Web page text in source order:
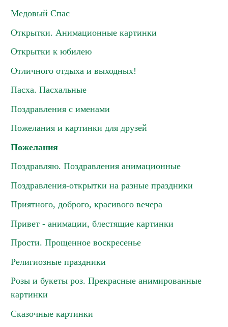
Медовый Спас
Открытки. Анимационные картинки
Открытки к юбилею
Отличного отдыха и выходных!
Пасха. Пасхальные
Поздравления с именами
Пожелания и картинки для друзей
Пожелания
Поздравляю. Поздравления анимационные
Поздравления-открытки на разные праздники
Приятного, доброго, красивого вечера
Привет - анимации, блестящие картинки
Прости. Прощенное воскресенье
Религиозные праздники
Розы и букеты роз. Прекрасные анимированные
картинки
Сказочные картинки